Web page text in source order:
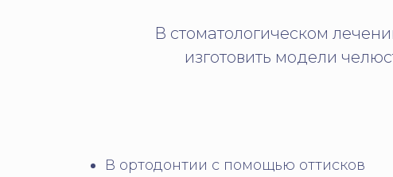
В стоматологическом
изготовить модели
В ортодонтии с помощью оттисков